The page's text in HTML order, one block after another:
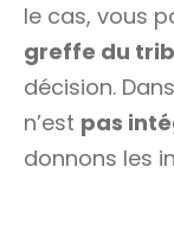
le cas, vous
greffe du
décision. Dans
n’est pas
donnons les